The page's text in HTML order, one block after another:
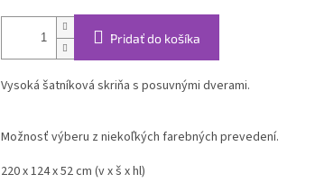
Pridať do košíka
Vysoká šatníková skriňa s posuvnými dverami.
Možnosť výberu z niekoľkých farebných prevedení.
220 x 124 x 52 cm (v x š x hl)